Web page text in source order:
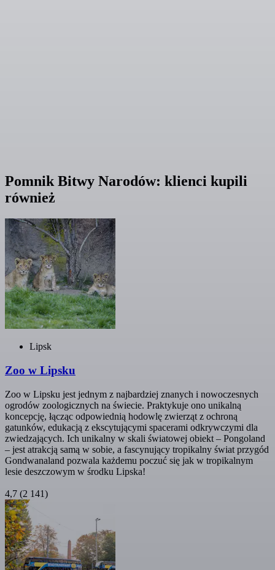
Pomnik Bitwy Narodów: klienci kupili
również
Lipsk
Zoo w Lipsku
Zoo w Lipsku jest jednym z najbardziej znanych i nowoczesnych
ogrodów zoologicznych na świecie. Praktykuje ono unikalną
koncepcję, łącząc odpowiednią hodowlę zwierząt z ochroną
gatunków, edukacją z ekscytującymi spacerami odkrywczymi dla
zwiedzających. Ich unikalny w skali światowej obiekt – Pongoland
– jest atrakcją samą w sobie, a fascynujący tropikalny świat przygód
Gondwanaland pozwala każdemu poczuć się jak w tropikalnym
lesie deszczowym w środku Lipska!
4,7 (2 141)